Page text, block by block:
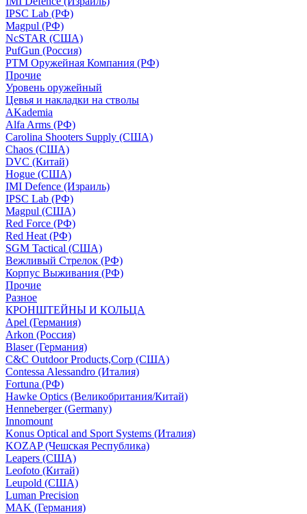
IPSC Lab (РФ)
Magpul (РФ)
NcSTAR (США)
PufGun (Россия)
РТМ Оружейная Компания (РФ)
Прочие
Уровень оружейный
Цевья и накладки на стволы
AKademia
Alfa Arms (РФ)
Carolina Shooters Supply (США)
Chaos (США)
DVC (Китай)
Hogue (США)
IMI Defence (Израиль)
IPSC Lab (РФ)
Magpul (США)
Red Force (РФ)
Red Heat (РФ)
SGM Tactical (США)
Вежливый Стрелок (РФ)
Корпус Выживания (РФ)
Прочие
Разное
КРОНШТЕЙНЫ И КОЛЬЦА
Apel (Германия)
Arkon (Россия)
Blaser (Германия)
C&C Outdoor Products,Corp (США)
Contessa Alessandro (Италия)
Fortuna (РФ)
Hawke Optics (Великобритания/Китай)
Henneberger (Germany)
Innomount
Konus Optical and Sport Systems (Италия)
KOZAP (Чешская Республика)
Leapers (США)
Leofoto (Китай)
Leupold (США)
Luman Precision
MAK (Германия)